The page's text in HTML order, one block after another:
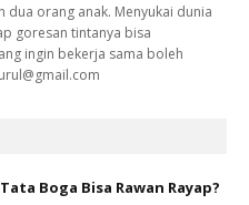
dua orang anak. Menyukai dunia
goresan tintanya bisa
ingin bekerja sama boleh
Boga Bisa Rawan Rayap?